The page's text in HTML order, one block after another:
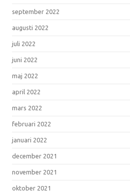
september 2022
augusti 2022
juli 2022
juni 2022
maj 2022
april 2022
mars 2022
februari 2022
januari 2022
december 2021
november 2021
oktober 2021